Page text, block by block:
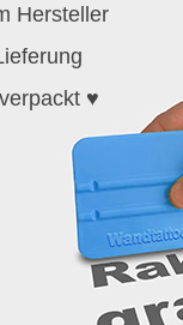
Hersteller
♥